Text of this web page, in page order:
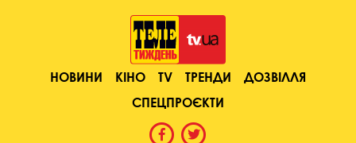
НОВИНИ КІНО TV ТРЕНДИ
ДОЗВІЛЛЯ
СПЕЦПРОЄКТИ